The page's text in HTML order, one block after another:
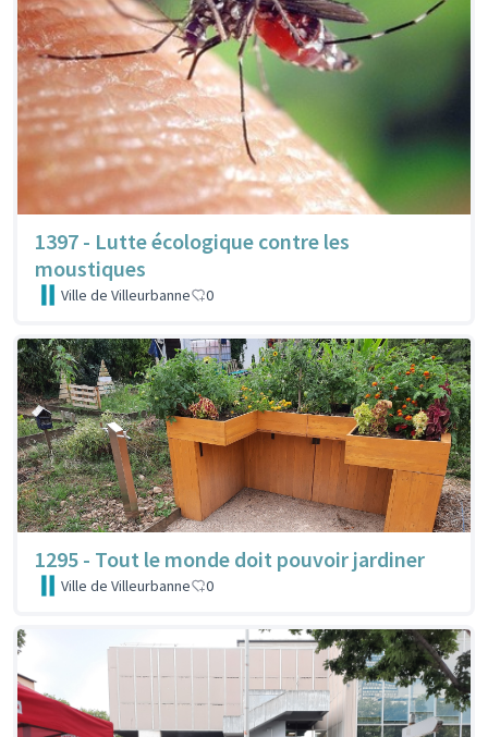
1397 - Lutte écologique contre les
moustiques
Ville de Villeurbanne 0
1295 - Tout le monde doit pouvoir jardiner
Ville de Villeurbanne 0